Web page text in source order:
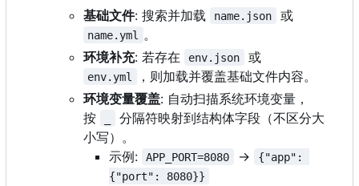
基础文件: 搜索并加载 name.json 或
name.yml
。
环境补充: 若存在 env.json 或
env.yml
，则加载并覆盖基础文件内容。
环境变量覆盖: 自动扫描系统环境变量，
按
分隔符映射到结构体字段（不区分大
小写）。
示例:
APP_PORT=8080 ->
{"app":
{"port": 8080}}